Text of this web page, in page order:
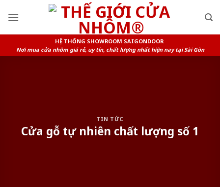
HỆ THỐNG SHOWROOM SAIGONDOOR
Nơi mua cửa nhôm giá rẻ, uy tín, chất lượng nhất hiện nay tại Sài Gòn
TIN TỨC
Cửa gỗ tự nhiên chất lượng số 1